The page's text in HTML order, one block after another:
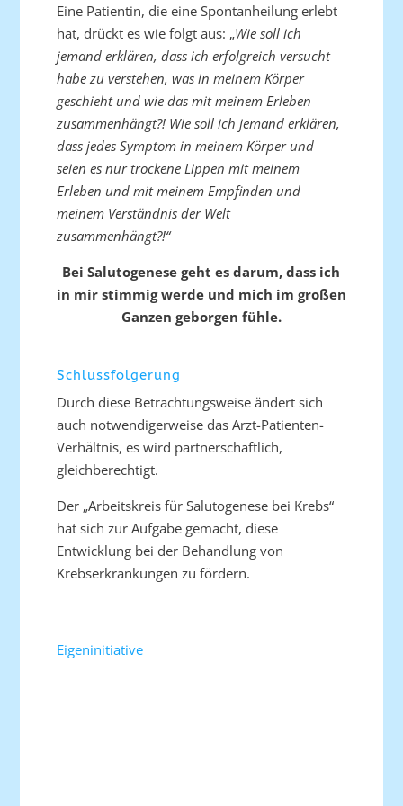
Eine Patientin, die eine Spontanheilung erlebt
hat, drückt es wie folgt aus: „Wie soll ich
jemand erklären, dass ich erfolgreich versucht
habe zu verstehen, was in meinem Körper
geschieht und wie das mit meinem Erleben
zusammenhängt?! Wie soll ich jemand erklären,
dass jedes Symptom in meinem Körper und
seien es nur trockene Lippen mit meinem
Erleben und mit meinem Empfinden und
meinem Verständnis der Welt
zusammenhängt?!“
Bei Salutogenese geht es darum, dass ich
in mir stimmig werde und mich im großen
Ganzen geborgen fühle.
Schlussfolgerung
Durch diese Betrachtungsweise ändert sich
auch notwendigerweise das Arzt-Patienten-
Verhältnis, es wird partnerschaftlich,
gleichberechtigt.
Der „Arbeitskreis für Salutogenese bei Krebs“
hat sich zur Aufgabe gemacht, diese
Entwicklung bei der Behandlung von
Krebserkrankungen zu fördern.
Eigeninitiative